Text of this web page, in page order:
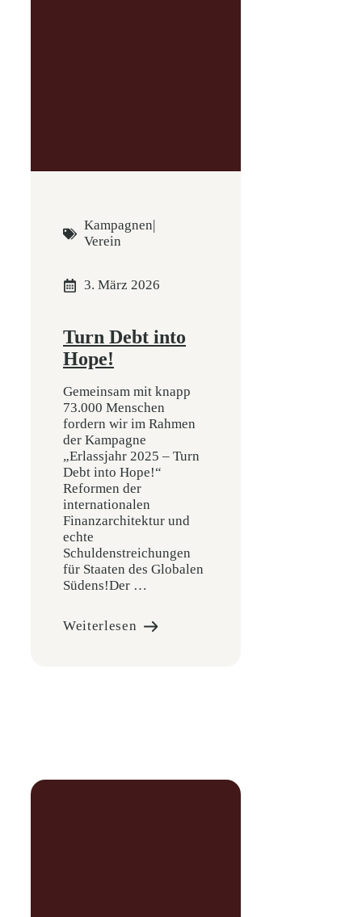
Kampagnen|
Verein
3. März 2026
Turn Debt into
Hope!
Gemeinsam mit knapp
73.000 Menschen
fordern wir im Rahmen
der Kampagne
„Erlassjahr 2025 – Turn
Debt into Hope!“
Reformen der
internationalen
Finanzarchitektur und
echte
Schuldenstreichungen
für Staaten des Globalen
Südens!Der …
Weiterlesen